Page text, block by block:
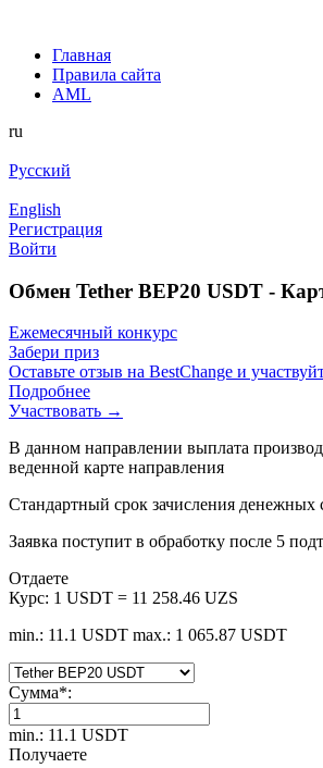
Главная
Правила сайта
AML
ru
Русский
English
Регистрация
Войти
Обмен Tether BEP20 USDT -
Ежемесячный конкурс
Забери приз
Оставьте отзыв на BestChange и
Подробнее
Участвовать →
В данном направлении выплата
веденной карте направления
Стандартный срок зачисления денежных
Заявка поступит в обработку после 5
Отдаете
Курс: 1 USDT = 11 258.46 UZS
min.: 11.1 USDT max.: 1 065.87 USDT
Сумма*:
min.: 11.1 USDT
Получаете